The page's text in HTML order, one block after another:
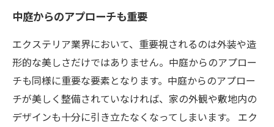
中庭からのアプローチも重要
エクステリア業界において、重要視されるのは外装や造
形的な美しさだけではありません。中庭からのアプロー
チも同様に重要な要素となります。中庭からのアプロー
チが美しく整備されていなければ、家の外観や敷地内の
デザインも十分に引き立たなくなってしまいます。 エク